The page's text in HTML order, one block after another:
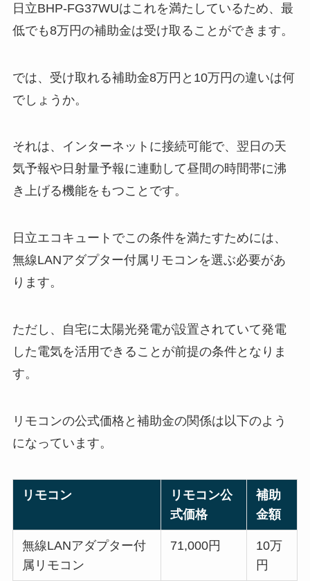
日立BHP-FG37WUはこれを満たしているため、最
低でも8万円の補助金は受け取ることができます。
では、受け取れる補助金8万円と10万円の違いは何
でしょうか。
それは、インターネットに接続可能で、翌日の天
気予報や日射量予報に連動して昼間の時間帯に沸
き上げる機能をもつことです。
日立エコキュートでこの条件を満たすためには、
無線LANアダプター付属リモコンを選ぶ必要があ
ります。
ただし、自宅に太陽光発電が設置されていて発電
した電気を活用できることが前提の条件となりま
す。
リモコンの公式価格と補助金の関係は以下のよう
になっています。
リモコン
リモコン公
式価格
補助
金額
無線LANアダプター付
属リモコン
71,000円
10万
円